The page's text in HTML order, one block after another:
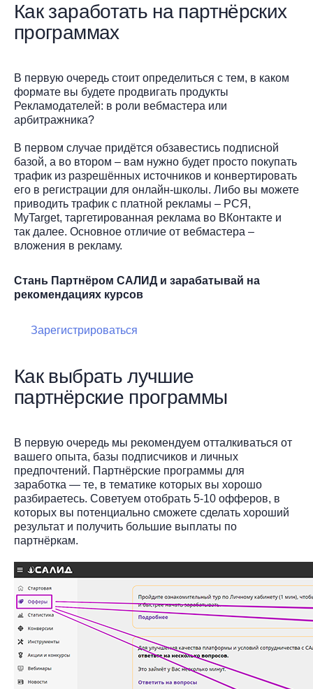
Как заработать на партнёрских
программах
В первую очередь стоит определиться с тем, в каком
формате вы будете продвигать продукты
Рекламодателей: в роли вебмастера или
арбитражника?
В первом случае придётся обзавестись подписной
базой, а во втором – вам нужно будет просто покупать
трафик из разрешённых источников и конвертировать
его в регистрации для онлайн-школы. Либо вы можете
приводить трафик с платной рекламы – РСЯ,
MyTarget, таргетированная реклама во ВКонтакте и
так далее. Основное отличие от вебмастера –
вложения в рекламу.
Стань Партнёром САЛИД и зарабатывай на
рекомендациях курсов
Зарегистрироваться
Как выбрать лучшие
партнёрские программы
В первую очередь мы рекомендуем отталкиваться от
вашего опыта, базы подписчиков и личных
предпочтений. Партнёрские программы для
заработка — те, в тематике которых вы хорошо
разбираетесь. Советуем отобрать 5-10 офферов, в
которых вы потенциально сможете сделать хороший
результат и получить большие выплаты по
партнёркам.